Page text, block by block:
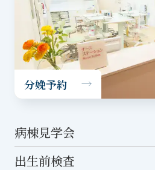
分娩予約
病棟見学会
出生前検査